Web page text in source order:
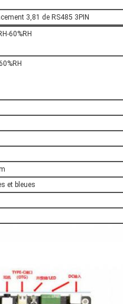
3,81 de RS485 3PIN
60%RH
et bleues